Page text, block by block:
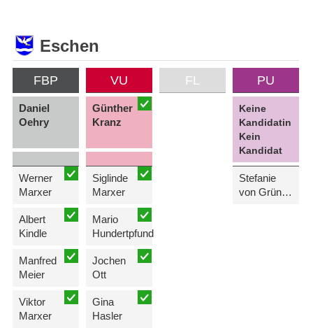
Eschen
FBP
Daniel
Oehry
Werner
Marxer
Albert
Kindle
Manfred
Meier
Viktor
Marxer
VU
Günther
Kranz
Siglinde
Marxer
Mario
Hundertpfund
Jochen
Ott
Gina
Hasler
FL PU
Keine
Kandidatin
Kein
Kandidat
Stefanie
von Grünigen-Sele